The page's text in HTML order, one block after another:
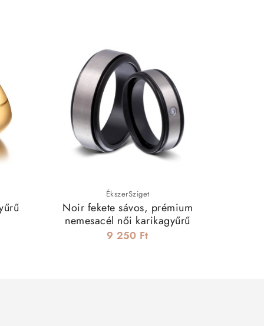
ÉkszerSziget
Noir fekete sávos, prémium
nemesacél női karikagyűrű
9 250 Ft